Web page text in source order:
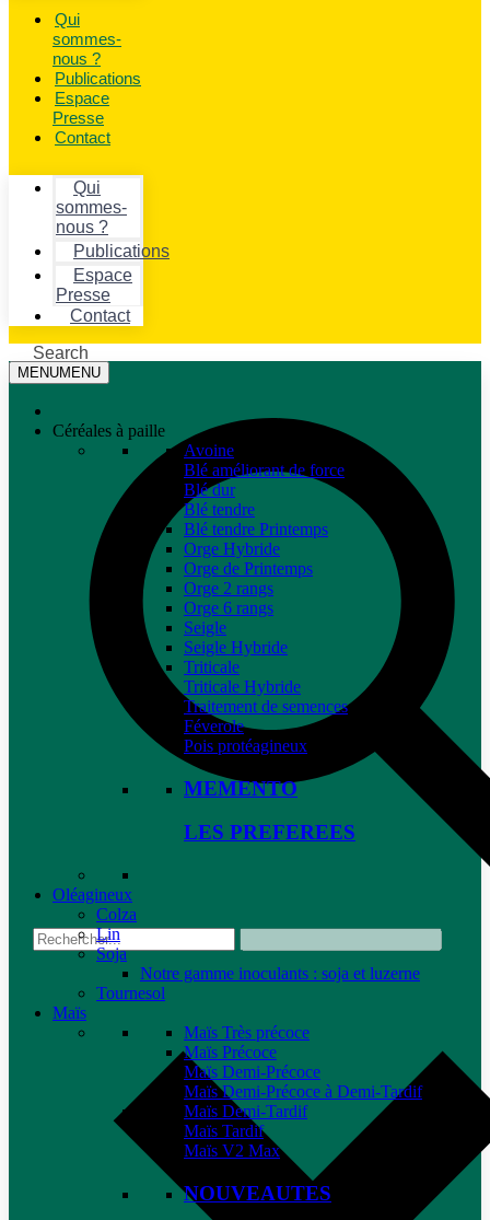
Qui
sommes-
nous ?
Publications
Espace
Presse
Contact
Qui
sommes-
nous ?
Publications
Espace
Presse
Contact
Search
MENUMENU
Céréales à paille
Avoine
Blé améliorant de force
Blé dur
Blé tendre
Blé tendre Printemps
Orge Hybride
Orge de Printemps
Orge 2 rangs
Orge 6 rangs
Seigle
Seigle Hybride
Triticale
Triticale Hybride
Traitement de semences
Féverole
Pois protéagineux
MEMENTO
LES PREFEREES
Oléagineux
Colza
Lin
Soja
Notre gamme inoculants : soja et luzerne
Tournesol
Maïs
Maïs Très précoce
Maïs Précoce
Maïs Demi-Précoce
Maïs Demi-Précoce à Demi-Tardif
Maïs Demi-Tardif
Maïs Tardif
Maïs V2 Max
NOUVEAUTES